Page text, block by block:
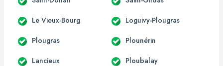
Le Vieux-Bourg Loguivy-Plougras
Plougras Plounérin
Lancieux Ploubalay